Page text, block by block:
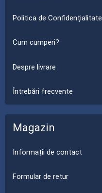
Politica de Confidențialitate
Cum cumperi?
Despre livrare
Întrebări frecvente
Magazin
Informații de contact
Formular de retur